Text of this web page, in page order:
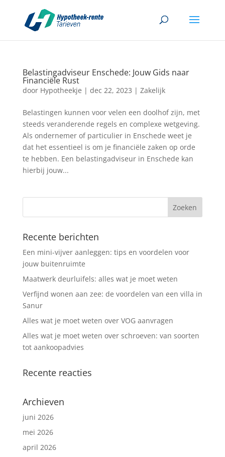
Belastingadviseur Enschede: Jouw Gids naar
Financiële Rust
door Hypotheekje | dec 22, 2023 | Zakelijk
Belastingen kunnen voor velen een doolhof zijn, met
steeds veranderende regels en complexe wetgeving.
Als ondernemer of particulier in Enschede weet je
dat het essentieel is om je financiële zaken op orde
te hebben. Een belastingadviseur in Enschede kan
hierbij jouw...
Recente berichten
Een mini-vijver aanleggen: tips en voordelen voor
jouw buitenruimte
Maatwerk deurluifels: alles wat je moet weten
Verfijnd wonen aan zee: de voordelen van een villa in
Sanur
Alles wat je moet weten over VOG aanvragen
Alles wat je moet weten over schroeven: van soorten
tot aankoopadvies
Recente reacties
Archieven
juni 2026
mei 2026
april 2026